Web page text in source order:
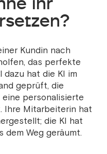
Kundin nach
das perfekte
dazu hat die KI im
geprüft, die
personalisierte
Ihre Mitarbeiterin hat
die KI hat
dem Weg geräumt.